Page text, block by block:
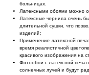
больницах.
Латексными обоями можно
Латексные чернила очень
длительной сушки, что
изделий;
Применение латексной
время реалистичной
красивого изображения на
Фотообои с латексной
солнечных лучей и будут